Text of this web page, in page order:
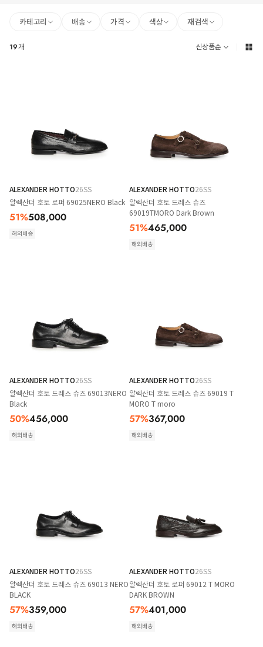
카테고리 배송 가격 색상 재검색
19개 신상품순
ALEXANDER HOTTO26SS
알렉산더 호토 로퍼 69025NERO Black
51%508,000
해외배송
ALEXANDER HOTTO26SS
알렉산더 호토 드레스 슈즈
69019TMORO Dark Brown
51%465,000
해외배송
ALEXANDER HOTTO26SS
알렉산더 호토 드레스 슈즈 69013NERO
Black
50%456,000
해외배송
ALEXANDER HOTTO26SS
알렉산더 호토 드레스 슈즈 69019 T
MORO T moro
57%367,000
해외배송
ALEXANDER HOTTO26SS
알렉산더 호토 드레스 슈즈 69013 NERO
BLACK
57%359,000
해외배송
ALEXANDER HOTTO26SS
알렉산더 호토 로퍼 69012 T MORO
DARK BROWN
57%401,000
해외배송